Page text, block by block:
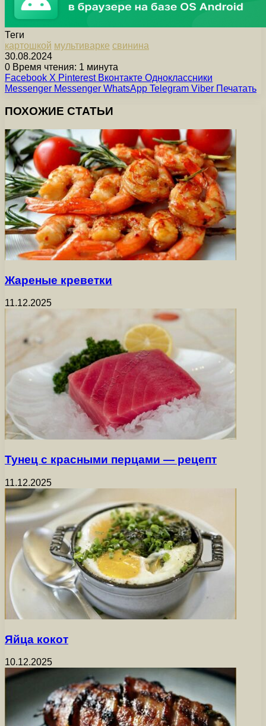
Теги
картошкой мультиварке свинина
30.08.2024
0 Время чтения: 1 минута
Facebook X Pinterest Вконтакте Одноклассники
Messenger Messenger WhatsApp Telegram Viber Печатать
ПОХОЖИЕ СТАТЬИ
Жареные креветки
11.12.2025
Тунец с красными перцами — рецепт
11.12.2025
Яйца кокот
10.12.2025